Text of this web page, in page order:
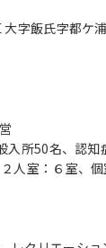
大字飯氏字都
入所50名、認知
人室：６室、